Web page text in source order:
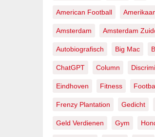
American Football
Amsterdam Amsterdam
Autobiografisch Big Mac
ChatGPT Column
Eindhoven Fitness
Frenzy Plantation Gedicht
Geld Verdienen Gym